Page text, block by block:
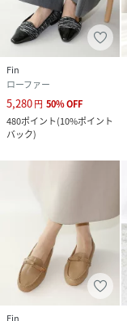
Fin
ローファー
5,280円 50%OFF
480ポイント(10%ポイント
バック)
Fin